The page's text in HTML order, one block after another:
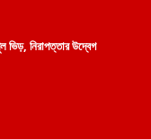
ভিড়, নিরাপত্তার উদ্বেগ